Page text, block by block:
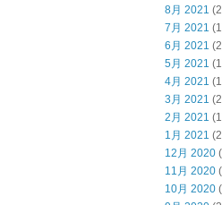
8月 2021
7月 2021
6月 2021
5月 2021
4月 2021
3月 2021
2月 2021
1月 2021
12月 2020
11月 2020
10月 2020